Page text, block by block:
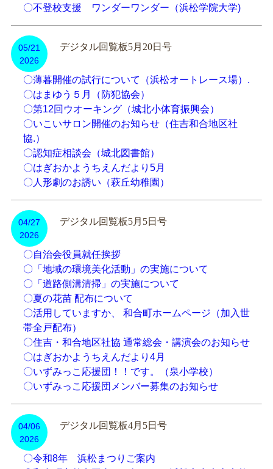
〇不登校支援 ワンダーワンダー（浜松学院大学)
デジタル回覧板5月20日号
05/21
2026
〇薄暮開催の試行について（浜松オートレース場）.
〇はまゆう５月（防犯協会）
〇第12回ウオーキング（城北小体育振興会）
〇いこいサロン開催のお知らせ（住吉和合地区社
協.）
〇認知症相談会（城北図書館）
〇はぎおかようちえんだより5月
〇人形劇のお誘い（萩丘幼稚園）
デジタル回覧板5月5日号
04/27
2026
〇自治会役員就任挨拶
〇「地域の環境美化活動」の実施について
〇「道路側溝清掃」の実施について
〇夏の花苗 配布について
〇活用していますか、 和合町ホームページ（加入世
帯全戸配布）
〇住吉・和合地区社協 通常総会・講演会のお知らせ
〇はぎおかようちえんだより4月
〇いずみっこ応援団！！です。（泉小学校）
〇いずみっこ応援団メンバー募集のお知らせ
デジタル回覧板4月5日号
04/06
2026
〇令和8年 浜松まつりご案内